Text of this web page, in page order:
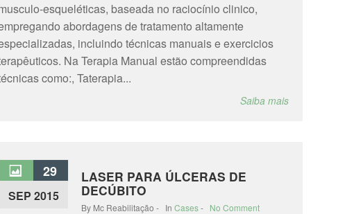
esqueléticas, baseada no raciocínio clinico,
abordagens de tratamento altamente
incluindo técnicas manuais e exercicios
Na Terapia Manual estão compreendidas
como:, Taterapia...
Saiba mais
29
SEP 2015
LASER PARA ÚLCERAS DE
DECÚBITO
By Mc Reabilitação - In Cases- No Comment